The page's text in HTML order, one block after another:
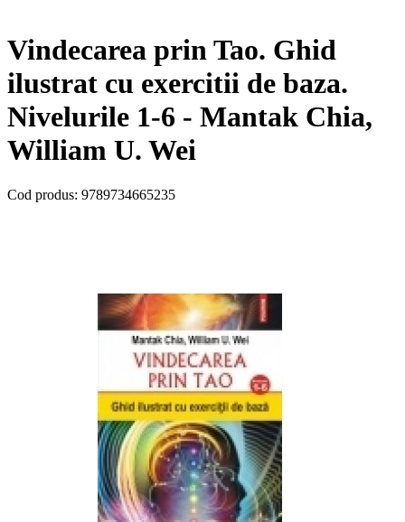
Vindecarea prin Tao. Ghid
ilustrat cu exercitii de baza.
Nivelurile 1-6 - Mantak Chia,
William U. Wei
Cod produs: 9789734665235